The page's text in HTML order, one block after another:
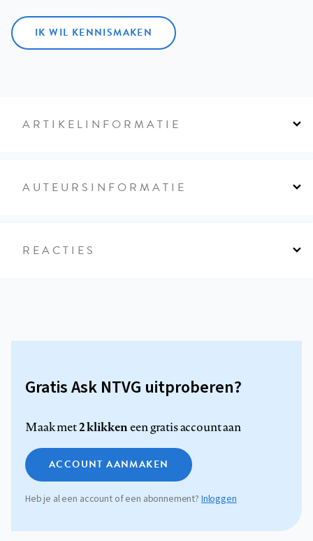
IK WIL KENNISMAKEN
ARTIKELINFORMATIE
AUTEURSINFORMATIE
REACTIES
Gratis Ask NTVG uitproberen?
Maak met2 klikkeneen gratis account aan
ACCOUNT AANMAKEN
Heb je al een account of een abonnement? Inloggen